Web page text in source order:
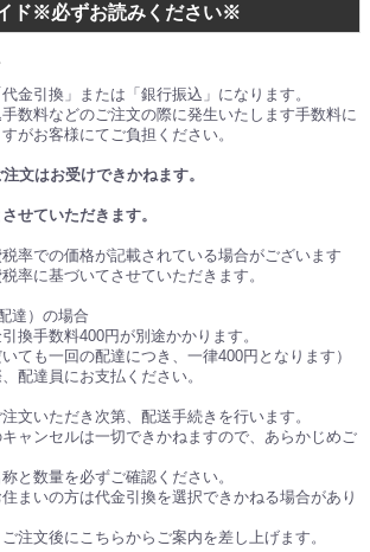
ド※必ずお読みください※
金引換」または「銀行振込」になります。
数料などのご注文の際に発生いたします手数料に
がお客様にてご負担ください。
文はお受けできかねます。
せていただきます。
率での価格が記載されている場合がございます
率に基づいてさせていただきます。
達）の場合
換手数料400円が別途かかります。
ても一回の配達につき、一律400円となります）
配達員にお支払ください。
文いただき次第、配送手続きを行います。
ャンセルは一切できかねますので、あらかじめご
と数量を必ずご確認ください。
まいの方は代金引換を選択できかねる場合があり
注文後にこちらからご案内を差し上げます。